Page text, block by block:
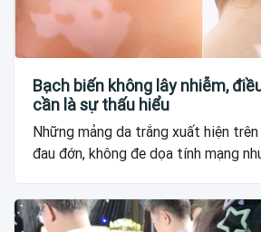
Bạch biến không lây nhiễm,
cần là sự thấu hiểu
Những mảng da trắng xuất hiện
đau đớn, không đe dọa tính mạng